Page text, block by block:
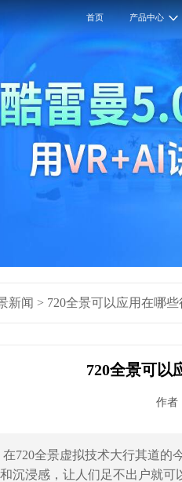
首页 产品中心
新闻 > 720全景可以应用在哪
720全景可以
作者
在720全景虚拟技术大行其道的
沉浸感，让人们足不出户就